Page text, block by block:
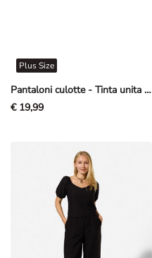
Pantaloni culotte - Tinta unita - Marrone scuro
Plus Size
€ 19,99